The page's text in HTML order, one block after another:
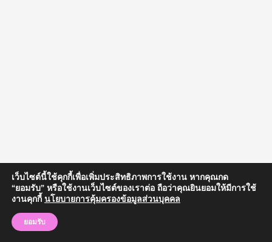
Copyright © 2024 วิทยาลัยสงฆ์จันทบุรี | มหาวิทยาลัยมหาจุฬาลงกรณราช
เว็บไซต์นี้ใช้คุกกี้เพื่อเพิ่มประสิทธิภาพการใช้งาน หากคุณกด
“ยอมรับ” หรือใช้งานเว็บไซต์ของเราต่อ ถือว่าคุณยินยอมให้มีการใช้
งานคุกกี้ นโยบายการคุ้มครองข้อมูลส่วนบุคคล
ยอมรับ